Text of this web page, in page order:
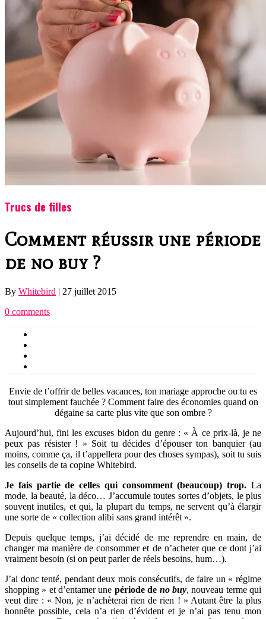
Trucs de filles
Comment réussir une période
de no buy ?
By Whitebird | 27 juillet 2015
0 comments
Envie de t’offrir de belles vacances, ton mariage approche ou tu es
tout simplement fauchée ? Comment faire des économies quand on
dégaine sa carte plus vite que son ombre ?
Aujourd’hui, fini les excuses bidon du genre : « À ce prix-là, je ne
peux pas résister ! » Soit tu décides d’épouser ton banquier (au
moins, comme ça, il t’appellera pour des choses sympas), soit tu suis
les conseils de ta copine Whitebird.
Je fais partie de celles qui consomment (beaucoup) trop. La
mode, la beauté, la déco… J’accumule toutes sortes d’objets, le plus
souvent inutiles, et qui, la plupart du temps, ne servent qu’à élargir
une sorte de « collection alibi sans grand intérêt ».
Depuis quelque temps, j’ai décidé de me reprendre en main, de
changer ma manière de consommer et de n’acheter que ce dont j’ai
vraiment besoin (si on peut parler de réels besoins, hum…).
J’ai donc tenté, pendant deux mois consécutifs, de faire un « régime
shopping » et d’entamer une période de no buy, nouveau terme qui
veut dire : « Non, je n’achèterai rien de rien ! » Autant être la plus
honnête possible, cela n’a rien d’évident et je n’ai pas tenu mon